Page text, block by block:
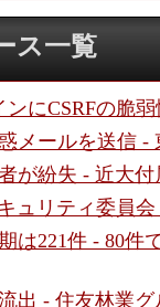
ス一覧
にCSRFの脆弱
メールを送信 -
が紛失 - 近大付
ュリティ委員
は221件 - 80件
出 - 住友林業グ